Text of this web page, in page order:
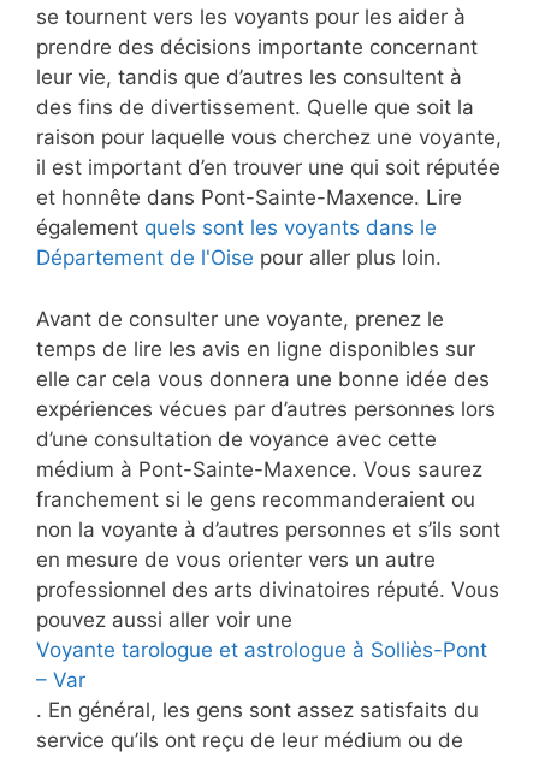
se tournent vers les voyants pour les aider à
prendre des décisions importante concernant
leur vie, tandis que d’autres les consultent à
des fins de divertissement. Quelle que soit la
raison pour laquelle vous cherchez une voyante,
il est important d’en trouver une qui soit réputée
et honnête dans Pont-Sainte-Maxence. Lire
également quels sont les voyants dans le
Département de l'Oise pour aller plus loin.
Avant de consulter une voyante, prenez le
temps de lire les avis en ligne disponibles sur
elle car cela vous donnera une bonne idée des
expériences vécues par d’autres personnes lors
d’une consultation de voyance avec cette
médium à Pont-Sainte-Maxence. Vous saurez
franchement si le gens recommanderaient ou
non la voyante à d’autres personnes et s’ils sont
en mesure de vous orienter vers un autre
professionnel des arts divinatoires réputé. Vous
pouvez aussi aller voir une
Voyante tarologue et astrologue à Solliès-Pont
– Var
. En général, les gens sont assez satisfaits du
service qu’ils ont reçu de leur médium ou de